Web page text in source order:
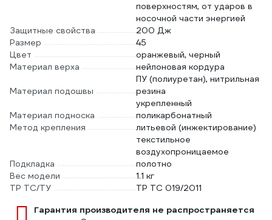
Защитные свойства
поверхностям, от ударов в
носочной части энергией
200 Дж
Размер
45
Цвет
оранжевый, черный
Материал верха
нейлоновая кордура
Материал подошвы
ПУ (полиуретан), нитрильная
резина
Материал подноска
укрепленный
поликарбонатный
Метод крепления
литьевой (инжектирование)
Подкладка
текстильное
воздухопроницаемое
полотно
Вес модели
1.1 кг
ТР ТС/ТУ
ТР ТС 019/2011
Гарантия производителя не распространяется